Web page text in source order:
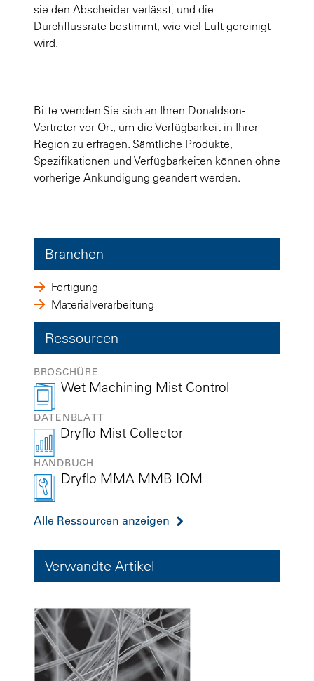
sie den Abscheider verlässt, und die
Durchflussrate bestimmt, wie viel Luft gereinigt
wird.
Bitte wenden Sie sich an Ihren Donaldson-
Vertreter vor Ort, um die Verfügbarkeit in Ihrer
Region zu erfragen. Sämtliche Produkte,
Spezifikationen und Verfügbarkeiten können ohne
vorherige Ankündigung geändert werden.
Branchen
Fertigung
Materialverarbeitung
Ressourcen
BROSCHÜRE
Wet Machining Mist Control
DATENBLATT
Dryflo Mist Collector
HANDBUCH
Dryflo MMA MMB IOM
Alle Ressourcen anzeigen
Verwandte Artikel